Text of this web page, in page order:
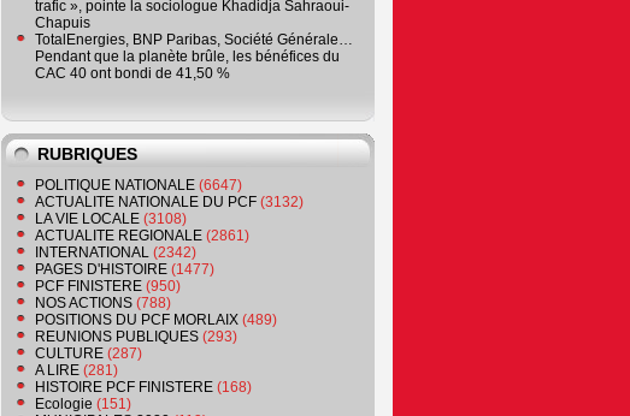
trafic », pointe la sociologue Khadidja Sahraoui-
Chapuis
TotalEnergies, BNP Paribas, Société Générale…
Pendant que la planète brûle, les bénéfices du
CAC 40 ont bondi de 41,50 %
RUBRIQUES
POLITIQUE NATIONALE (6647)
ACTUALITE NATIONALE DU PCF (3132)
LA VIE LOCALE (3108)
ACTUALITE REGIONALE (2861)
INTERNATIONAL (2342)
PAGES D'HISTOIRE (1477)
PCF FINISTERE (950)
NOS ACTIONS (788)
POSITIONS DU PCF MORLAIX (489)
REUNIONS PUBLIQUES (293)
CULTURE (287)
A LIRE (281)
HISTOIRE PCF FINISTERE (168)
Ecologie (151)